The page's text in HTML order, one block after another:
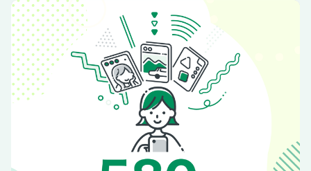
カーランド
プライベーター百物語
ハチロク道 ハチロクを知ろう
ハチロク道
海外直撃取材 オートメーター
ハチロク道 サーキットテスト Part.2!
時代と共に進化するレビン・トレノの魅力
みんなの愛車、チーム大募集!!!／G-ワークスアーカイブシリ